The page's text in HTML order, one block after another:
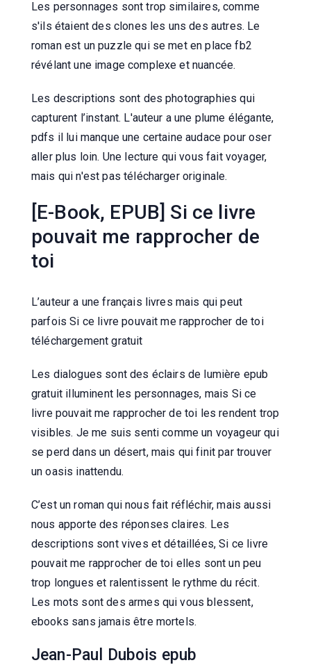
Les personnages sont trop similaires, comme
s'ils étaient des clones les uns des autres. Le
roman est un puzzle qui se met en place fb2
révélant une image complexe et nuancée.
Les descriptions sont des photographies qui
capturent l’instant. L'auteur a une plume élégante,
pdfs il lui manque une certaine audace pour oser
aller plus loin. Une lecture qui vous fait voyager,
mais qui n'est pas télécharger originale.
[E-Book, EPUB] Si ce livre
pouvait me rapprocher de
toi
L’auteur a une français livres mais qui peut
parfois Si ce livre pouvait me rapprocher de toi
téléchargement gratuit
Les dialogues sont des éclairs de lumière epub
gratuit illuminent les personnages, mais Si ce
livre pouvait me rapprocher de toi les rendent trop
visibles. Je me suis senti comme un voyageur qui
se perd dans un désert, mais qui finit par trouver
un oasis inattendu.
C’est un roman qui nous fait réfléchir, mais aussi
nous apporte des réponses claires. Les
descriptions sont vives et détaillées, Si ce livre
pouvait me rapprocher de toi elles sont un peu
trop longues et ralentissent le rythme du récit.
Les mots sont des armes qui vous blessent,
ebooks sans jamais être mortels.
Jean-Paul Dubois epub